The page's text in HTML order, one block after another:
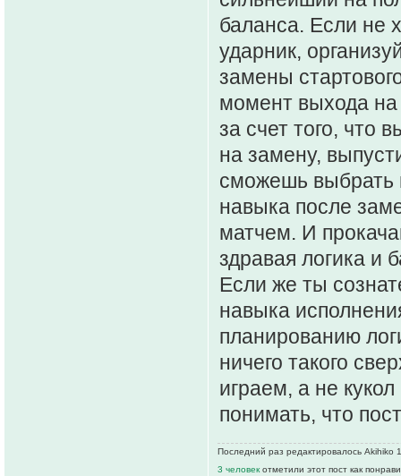
баланса. Если не
ударник,
замены
момент выхода на
за счет того, что
на замену,
сможешь выбрать
навыка после
матчем. И
здравая логика и
Если же ты
навыка
планированию
ничего такого
играем, а не
понимать, что
Последний раз редактировалось Akihiko
3 человекотметили этот пост как